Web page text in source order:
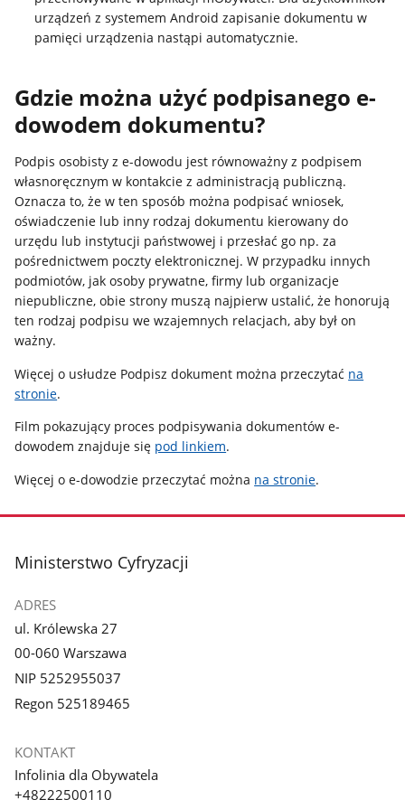
urządzeń z systemem Android zapisanie dokumentu w
pamięci urządzenia nastąpi automatycznie.
Gdzie można użyć podpisanego e-
dowodem dokumentu?
Podpis osobisty z e-dowodu jest równoważny z podpisem
własnoręcznym w kontakcie z administracją publiczną.
Oznacza to, że w ten sposób można podpisać wniosek,
oświadczenie lub inny rodzaj dokumentu kierowany do
urzędu lub instytucji państwowej i przesłać go np. za
pośrednictwem poczty elektronicznej. W przypadku innych
podmiotów, jak osoby prywatne, firmy lub organizacje
niepubliczne, obie strony muszą najpierw ustalić, że honorują
ten rodzaj podpisu we wzajemnych relacjach, aby był on
ważny.
Więcej o usłudze Podpisz dokument można przeczytać na
stronie.
Film pokazujący proces podpisywania dokumentów e-
dowodem znajduje się pod linkiem.
Więcej o e-dowodzie przeczytać można na stronie.
stopka
Ministerstwo Cyfryzacji
ADRES
ul. Królewska 27
00-060 Warszawa
NIP 5252955037
Regon 525189465
KONTAKT
Infolinia dla Obywatela
+48222500110